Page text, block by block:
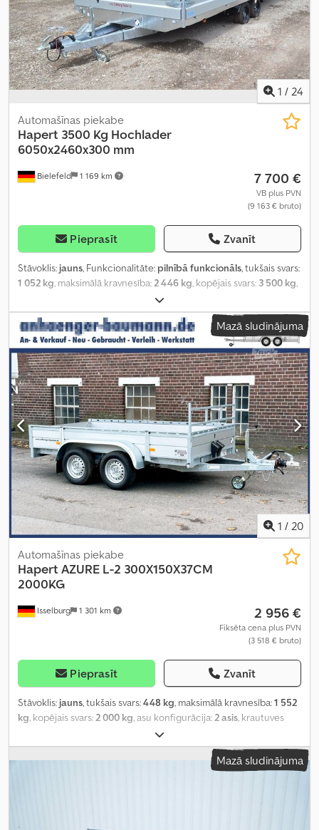
1 / 24
Bielefeld 1 169 km
Automašīnas piekabe
Hapert 3500 Kg Hochlader
6050x2460x300 mm
7 700 €
VB plus PVN
(9 163 € bruto)
Pieprasīt Zvanīt
Stāvoklis: jauns, Funkcionalitāte: pilnībā funkcionāls, tukšais svars:
1 052 kg, maksimālā kravnesība:2 446 kg, kopējais svars: 3 500 kg,
, krautuves garums:
iekraušanas vietas platums:2 460 mm, iekraušanas telpas
augstums:300 mm, piekares sistēma:paraboliskā lapa (atsperes),
maksimālais ātrums:100 km/h,
Mazā sludinājuma
1 / 20
Isselburg 1 301 km
Automašīnas piekabe
Hapert AZURE L-2 300X150X37CM
2000KG
2 956 €
Fiksēta cena plus PVN
(3 518 € bruto)
Pieprasīt Zvanīt
Stāvoklis: jauns, tukšais svars:448 kg, maksimālā kravnesība:1 552
kg, kopējais svars:2 000 kg, asu konfigurācija:2 asis, krautuves
, iekraušanas vietas platums:
iekraušanas telpas augstums:370 mm, iekraušanas telpas tilpums:
1,8 m³, krāsa:sudraba , būvniecības augstums: 1 280 mm, darba
Mazā sludinājuma